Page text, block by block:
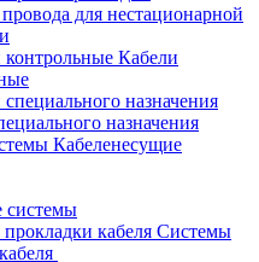
для нестационарной
Кабели
назначения
Кабеленесущие
системы
Системы